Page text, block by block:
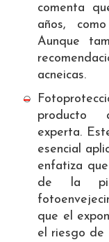
comenta
años,
Aunque
acneicas.
producto
experta.
esencial
enfatiza
de la
que el
el riesgo de